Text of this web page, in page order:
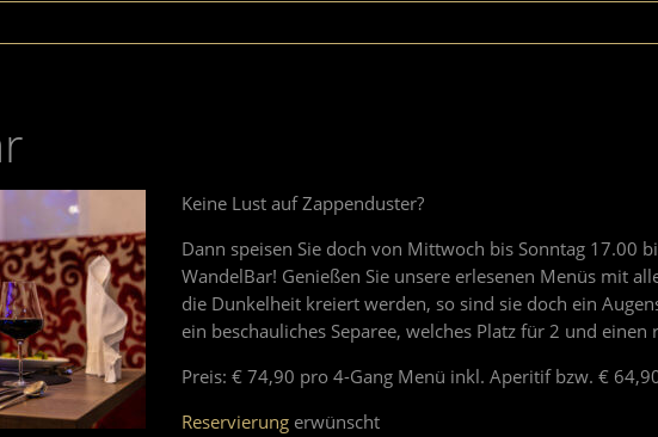
Keine Lust auf Zappenduster?
Dann speisen Sie doch von Mittwoch bis Sonntag 17.00
WandelBar! Genießen Sie unsere erlesenen Menüs mit
die Dunkelheit kreiert werden, so sind sie doch ein
ein beschauliches Separee, welches Platz für 2 und
Preis: € 74,90 pro 4-Gang Menü inkl. Aperitif bzw. €
Reservierung erwünscht